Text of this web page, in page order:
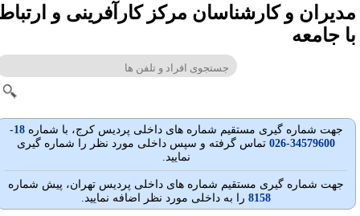
و کارشناسان مرکز کارآفرینی و ارتباط
جامعه
جهت شماره گيری مستقيم شماره های داخلی پردیس کرج، با شماره
18-
34579600-026
تماس گرفته و سپس داخلی مورد نظر را شماره گیری
نمایید.
جهت شماره گيری مستقيم شماره های داخلی پردیس تهران، پيش شماره
8158 را به داخلی مورد نظر اضافه نمایید.